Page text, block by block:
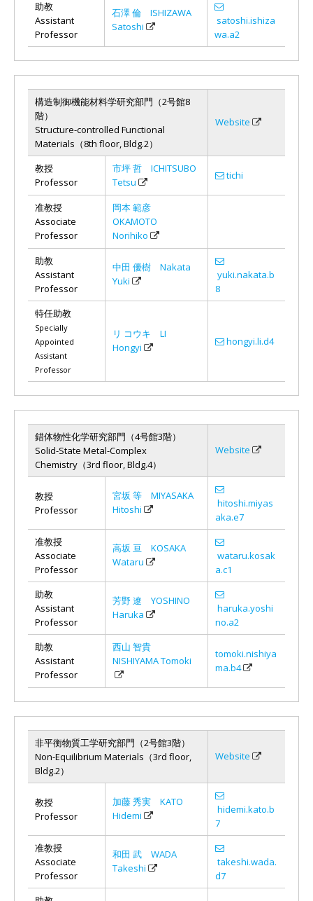
助教
Assistant
Professor
石澤 倫 ISHIZAWA
Satoshi
satoshi.ishiza
wa.a2
構造制御機能材料学研究部門（2号館8
階）
Structure-controlled Functional
Materials（8th floor, Bldg.2）
Website
教授
Professor
市坪 哲 ICHITSUBO
Tetsu
tichi
准教授
Associate
Professor
岡本 範彦
OKAMOTO
Norihiko
助教
Assistant
Professor
中田 優樹 Nakata
Yuki
yuki.nakata.b
8
特任助教
Specially
Appointed
Assistant
Professor
リ コウキ LI
Hongyi
hongyi.li.d4
錯体物性化学研究部門（4号館3階）
Solid-State Metal-Complex
Chemistry（3rd floor, Bldg.4）
Website
教授
Professor
宮坂 等 MIYASAKA
Hitoshi
hitoshi.miyas
aka.e7
准教授
Associate
Professor
高坂 亘 KOSAKA
Wataru
wataru.kosak
a.c1
助教
Assistant
Professor
芳野 遼 YOSHINO
Haruka
haruka.yoshi
no.a2
助教
Assistant
Professor
西山 智貴
NISHIYAMA Tomoki
tomoki.nishiya
ma.b4
非平衡物質工学研究部門（2号館3階）
Non-Equilibrium Materials（3rd floor,
Bldg.2）
Website
教授
Professor
加藤 秀実 KATO
Hidemi
hidemi.kato.b
7
准教授
Associate
Professor
和田 武 WADA
Takeshi
takeshi.wada.
d7